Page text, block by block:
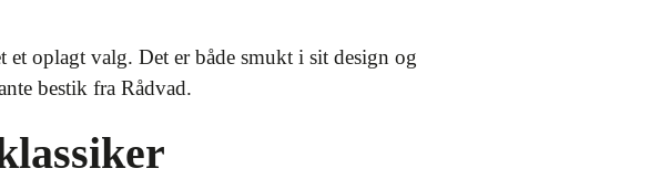
oplagt valg. Det er både smukt i sit design og
bestik fra Rådvad.